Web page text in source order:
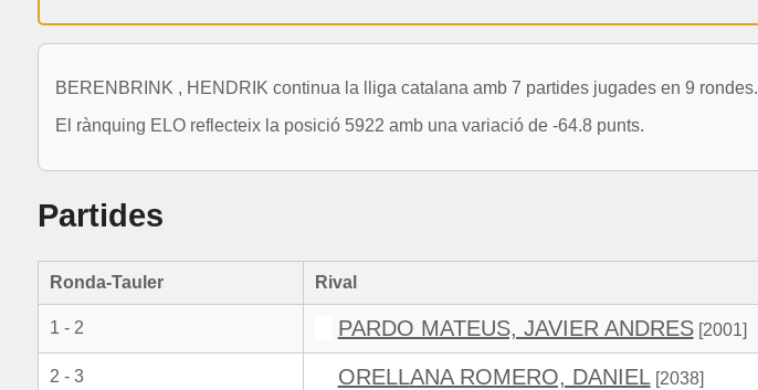
BERENBRINK , HENDRIK continua la lliga catalana amb 7 partides jugades en 9 rondes.
El rànquing ELO reflecteix la posició 5922 amb una variació de -64.8 punts.
Partides
Ronda-Tauler Rival
1 - 2 PARDO MATEUS, JAVIER ANDRES[2001]
2 - 3 ORELLANA ROMERO, DANIEL[2038]